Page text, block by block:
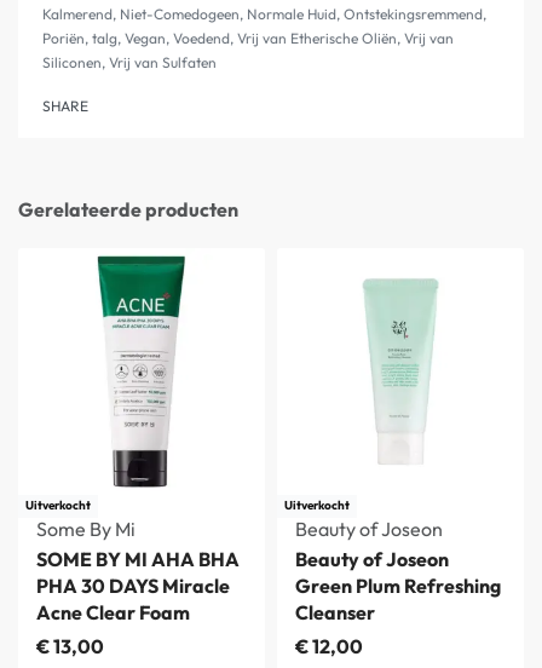
Kalmerend, Niet-Comedogeen, Normale Huid, Ontstekingsremmend,
Poriën, talg, Vegan, Voedend, Vrij van Etherische Oliën, Vrij van
Siliconen, Vrij van Sulfaten
SHARE
Gerelateerde producten
Uitverkocht
Some By Mi
SOME BY MI AHA BHA
PHA 30 DAYS Miracle
Acne Clear Foam
€13,00
Uitverkocht
Beauty of Joseon
Beauty of Joseon
Green Plum Refreshing
Cleanser
€12,00